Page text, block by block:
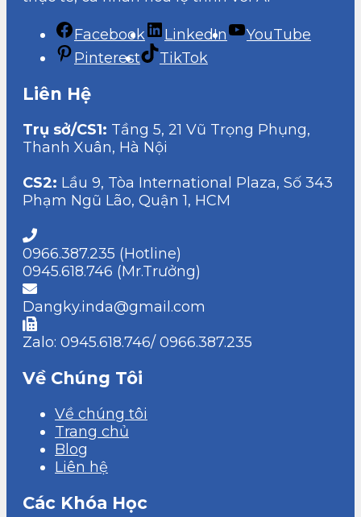
Facebook LinkedIn
YouTube
Pinterest
TikTok
Liên Hệ
Trụ sở/CS1: Tầng 5, 21 Vũ Trọng Phụng,
Thanh Xuân, Hà Nội
CS2: Lầu 9, Tòa International Plaza, Số 343
Phạm Ngũ Lão, Quận 1, HCM
0966.387.235 (Hotline)
0945.618.746 (Mr.Trưởng)
Dangky.inda@gmail.com
Zalo: 0945.618.746/ 0966.387.235
Về Chúng Tôi
Về chúng tôi
Trang chủ
Blog
Liên hệ
Các Khóa Học